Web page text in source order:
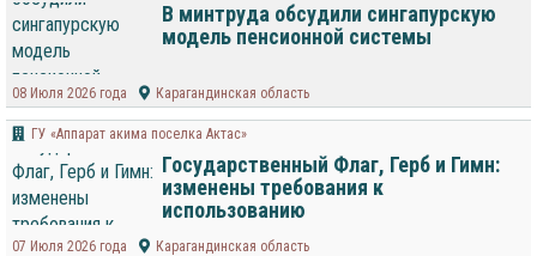
В минтруда обсудили сингапурскую
модель пенсионной системы
08 Июля 2026 года Карагандинская область
ГУ «Аппарат акима поселка Актас»
Государственный Флаг, Герб и Гимн:
изменены требования к
использованию
07 Июля 2026 года Карагандинская область